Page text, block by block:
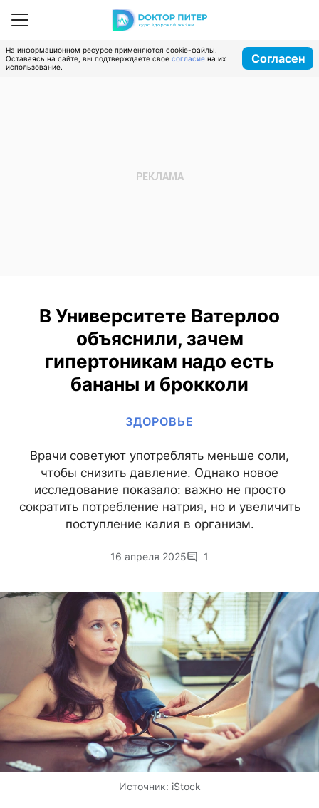
На информационном ресурсе применяются cookie-файлы.
Оставаясь на сайте, вы подтверждаете свое согласие на их
использование.
Согласен
В Университете Ватерлоо
объяснили, зачем
гипертоникам надо есть
бананы и брокколи
ЗДОРОВЬЕ
Врачи советуют употреблять меньше соли,
чтобы снизить давление. Однако новое
исследование показало: важно не просто
сократить потребление натрия, но и увеличить
поступление калия в организм.
16 апреля 2025 1
Источник: iStock